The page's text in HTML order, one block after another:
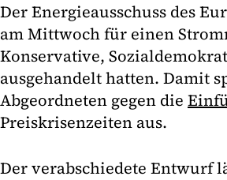
Der Energieausschuss des
am Mittwoch für einen
Konservative,
ausgehandelt hatten. Damit
Abgeordneten gegen die
Preiskrisenzeiten aus.
Der verabschiedete Entwurf